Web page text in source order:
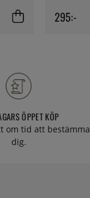
295:-
ÖPPET KÖP
om tid att bestämma
dig.